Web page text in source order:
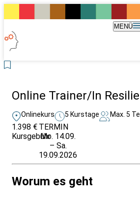
MENÜ
Online Trainer/In
Onlinekurs 5 Kurstage Max. 5
1.398 €
Kursgebühr
TERMIN
Mo. 14.09.
– Sa.
19.09.2026
Worum es geht